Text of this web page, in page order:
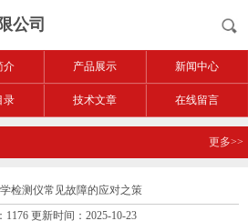
公司
介 产品展示 新闻中心
录 技术文章 在线留言
更多>>
检测仪常见故障的应对之策
1176 更新时间：2025-10-23